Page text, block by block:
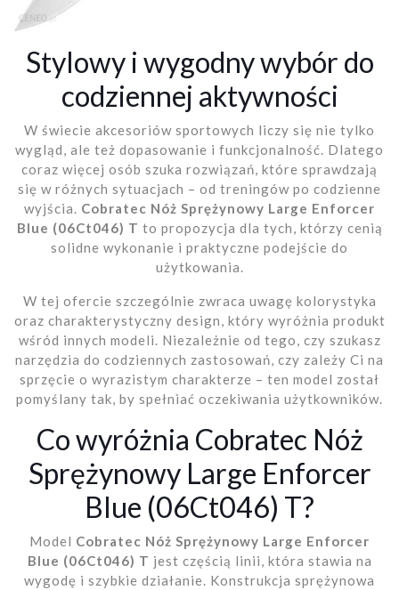
Stylowy i wygodny wybór do
codziennej aktywności
W świecie akcesoriów sportowych liczy się nie tylko
wygląd, ale też dopasowanie i funkcjonalność. Dlatego
coraz więcej osób szuka rozwiązań, które sprawdzają
się w różnych sytuacjach – od treningów po codzienne
wyjścia. Cobratec Nóż Sprężynowy Large Enforcer
Blue (06Ct046) T to propozycja dla tych, którzy cenią
solidne wykonanie i praktyczne podejście do
użytkowania.
W tej ofercie szczególnie zwraca uwagę kolorystyka
oraz charakterystyczny design, który wyróżnia produkt
wśród innych modeli. Niezależnie od tego, czy szukasz
narzędzia do codziennych zastosowań, czy zależy Ci na
sprzęcie o wyrazistym charakterze – ten model został
pomyślany tak, by spełniać oczekiwania użytkowników.
Co wyróżnia Cobratec Nóż
Sprężynowy Large Enforcer
Blue (06Ct046) T?
Model Cobratec Nóż Sprężynowy Large Enforcer
Blue (06Ct046) T jest częścią linii, która stawia na
wygodę i szybkie działanie. Konstrukcja sprężynowa